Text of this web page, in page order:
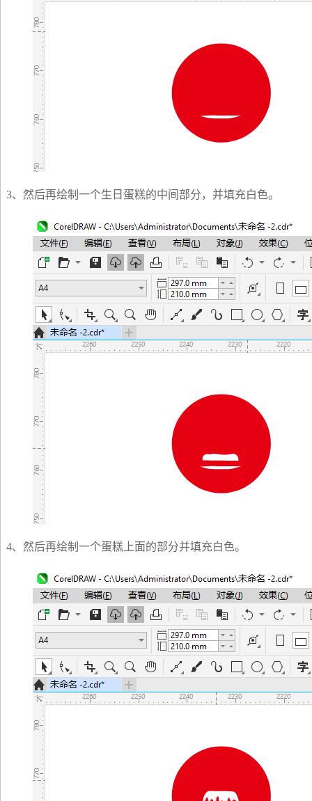
3、然后再绘制一个生日蛋糕的中间部分，并填充白色。
4、然后再绘制一个蛋糕上面的部分并填充白色。